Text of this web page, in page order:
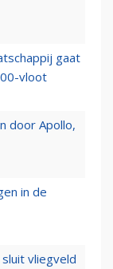
gaat
vloot
door Apollo,
in de
vliegveld